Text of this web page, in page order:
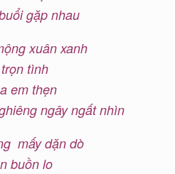
gặp nhau
xuân xanh
tình
em thẹn
ngây ngất nhìn
mấy dặn dò
buồn lo